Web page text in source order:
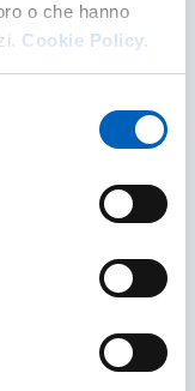
o che hanno
Cookie Policy.